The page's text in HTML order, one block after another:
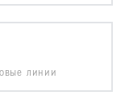
линии